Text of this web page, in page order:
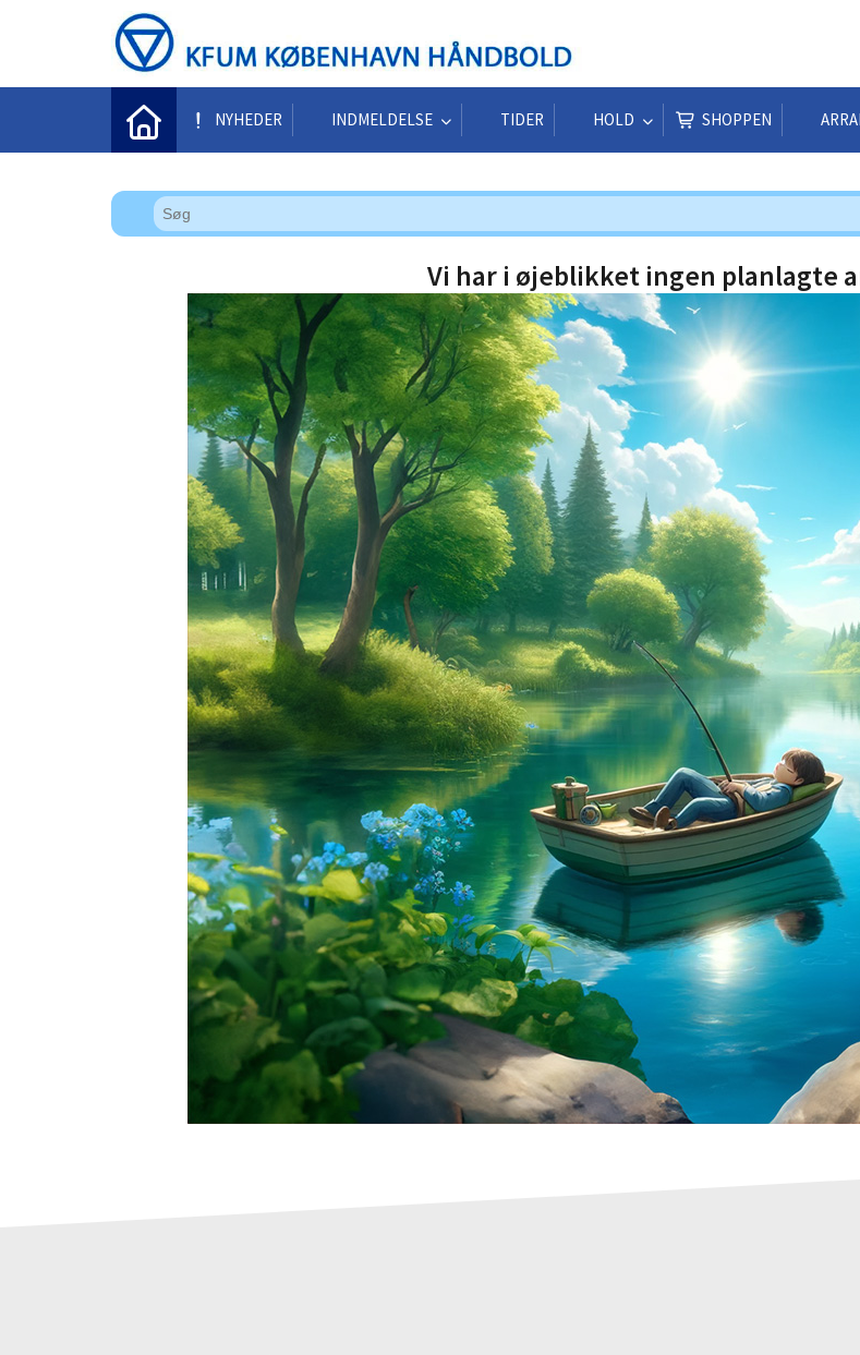
NYHEDER INDMELDELSE TIDER HOLD SHOPPEN
Vi har i øjeblikket ingen planlagte